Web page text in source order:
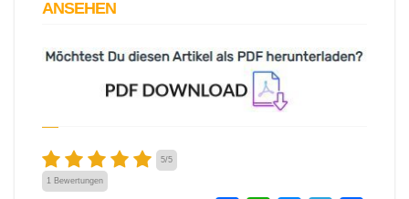
ANSEHEN
5/5
1 Bewertungen